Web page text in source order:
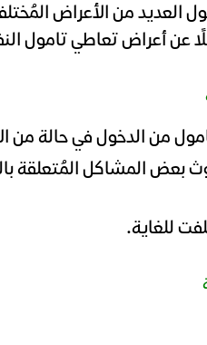
العديد من الأعراض
عن أعراض تعاطي تامول
من الدخول في حالة من
بعض المشاكل المُتعلقة
للغاية.